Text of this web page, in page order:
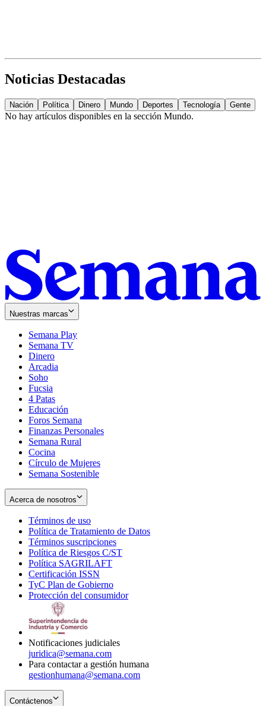
Noticias Destacadas
Nación Política Dinero Mundo Deportes Tecnología Gente
No hay artículos disponibles en la sección Mundo.
Nuestras marcas
Semana Play
Semana TV
Dinero
Arcadia
Soho
in
new
window
Fucsia
in
new
window
4 Patas
Educación
Foros Semana
Finanzas Personales
Semana Rural
Cocina
Círculo de Mujeres
Semana Sostenible
Acerca de nosotros
Términos de uso
in
new
window
Política de Tratamiento de Datos
Términos suscripciones
in
Política de Riesgos C/ST
Política SAGRILAFT
new
window
Certificación ISSN
in
new
TyC Plan de Gobierno
in
Protección del consumidorOpens
Notificaciones judiciales
juridica@semana.com
Para contactar a gestión humana
gestionhumana@semana.com
Contáctenos